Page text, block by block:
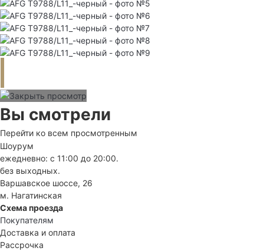
Вы смотрели
Перейти ко всем просмотренным
Шоурум
ежедневно: с 11:00 до 20:00.
без выходных.
Варшавское шоссе, 26
м. Нагатинская
Схема проезда
Покупателям
Доставка и оплата
Рассрочка